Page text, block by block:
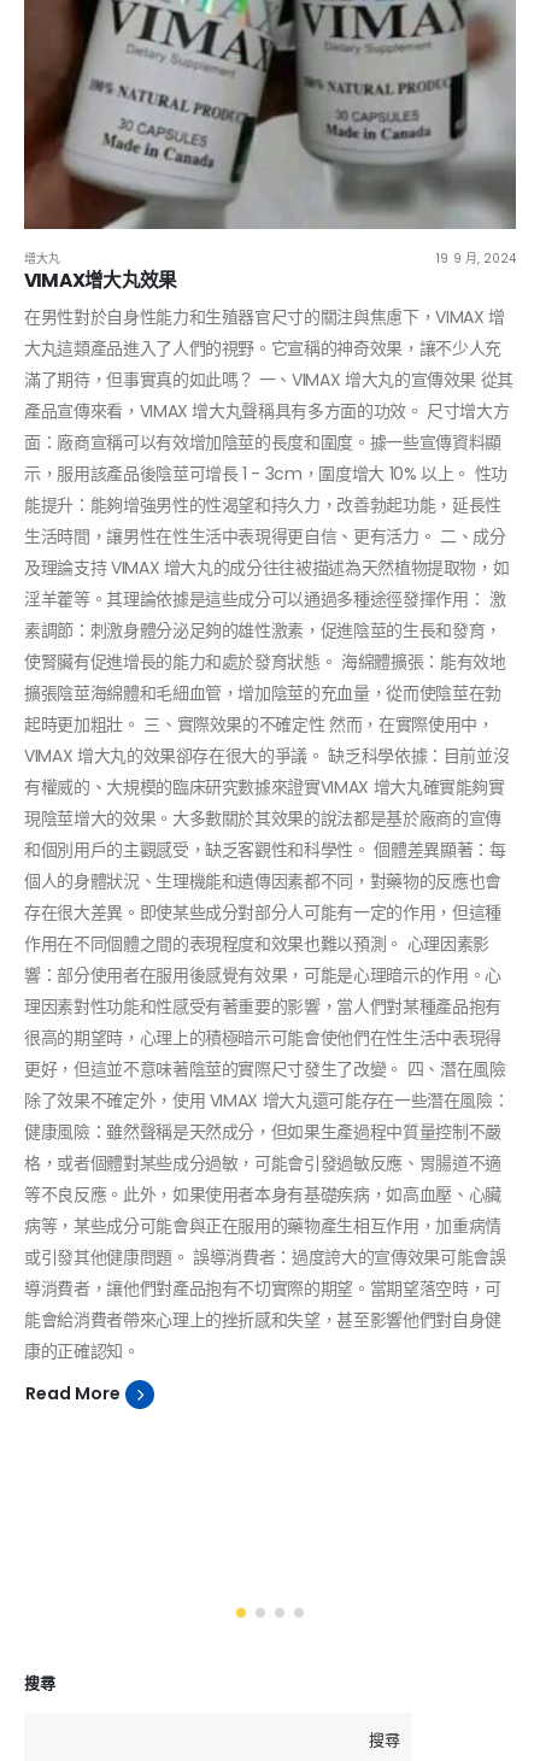
增大丸 19 9 月, 2024
VIMAX增大丸效果
在男性對於自身性能力和生殖器官尺寸的關注與焦慮下，VIMAX 增
大丸這類產品進入了人們的視野。它宣稱的神奇效果，讓不少人充
滿了期待，但事實真的如此嗎？ 一、VIMAX 增大丸的宣傳效果 從其
產品宣傳來看，VIMAX 增大丸聲稱具有多方面的功效。 尺寸增大方
面：廠商宣稱可以有效增加陰莖的長度和圍度。據一些宣傳資料顯
示，服用該產品後陰莖可增長 1 - 3cm，圍度增大 10% 以上。 性功
能提升：能夠增強男性的性渴望和持久力，改善勃起功能，延長性
生活時間，讓男性在性生活中表現得更自信、更有活力。 二、成分
及理論支持 VIMAX 增大丸的成分往往被描述為天然植物提取物，如
淫羊藿等。其理論依據是這些成分可以通過多種途徑發揮作用： 激
素調節：刺激身體分泌足夠的雄性激素，促進陰莖的生長和發育，
使腎臟有促進增長的能力和處於發育狀態。 海綿體擴張：能有效地
擴張陰莖海綿體和毛細血管，增加陰莖的充血量，從而使陰莖在勃
起時更加粗壯。 三、實際效果的不確定性 然而，在實際使用中，
VIMAX 增大丸的效果卻存在很大的爭議。 缺乏科學依據：目前並沒
有權威的、大規模的臨床研究數據來證實VIMAX 增大丸確實能夠實
現陰莖增大的效果。大多數關於其效果的說法都是基於廠商的宣傳
和個別用戶的主觀感受，缺乏客觀性和科學性。 個體差異顯著：每
個人的身體狀況、生理機能和遺傳因素都不同，對藥物的反應也會
存在很大差異。即使某些成分對部分人可能有一定的作用，但這種
作用在不同個體之間的表現程度和效果也難以預測。 心理因素影
響：部分使用者在服用後感覺有效果，可能是心理暗示的作用。心
理因素對性功能和性感受有著重要的影響，當人們對某種產品抱有
很高的期望時，心理上的積極暗示可能會使他們在性生活中表現得
更好，但這並不意味著陰莖的實際尺寸發生了改變。 四、潛在風險
除了效果不確定外，使用 VIMAX 增大丸還可能存在一些潛在風險：
健康風險：雖然聲稱是天然成分，但如果生產過程中質量控制不嚴
格，或者個體對某些成分過敏，可能會引發過敏反應、胃腸道不適
等不良反應。此外，如果使用者本身有基礎疾病，如高血壓、心臟
病等，某些成分可能會與正在服用的藥物產生相互作用，加重病情
或引發其他健康問題。 誤導消費者：過度誇大的宣傳效果可能會誤
導消費者，讓他們對產品抱有不切實際的期望。當期望落空時，可
能會給消費者帶來心理上的挫折感和失望，甚至影響他們對自身健
康的正確認知。
Read More
搜尋
搜尋